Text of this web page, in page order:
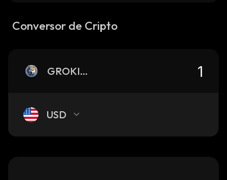
Conversor de Cripto
GROKINU
USD